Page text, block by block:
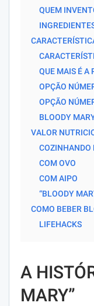
QUEM
QUE MAIS É A
OPÇÃO
OPÇÃO
BLOODY
VALOR
COZINHANDO
COM OVO
COM AIPO
“BLOODY
COMO BEBER
LIFEHACKS
A
MARY”